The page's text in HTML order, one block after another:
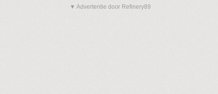
▼ Advertentie door Refinery89